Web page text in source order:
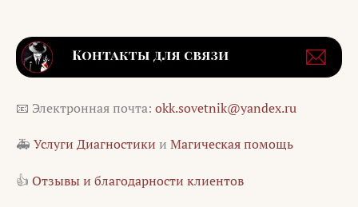
📧 Электронная почта: okk.sovetnik@yandex.ru
🚑 Услуги Диагностики и Магическая помощь
👍 Отзывы и благодарности клиентов